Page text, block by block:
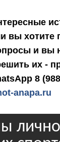
вы хотите
и вы
их -
8
anapa.ru